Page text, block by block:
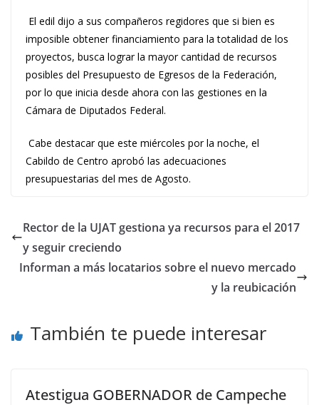
El edil dijo a sus compañeros regidores que si bien es
imposible obtener financiamiento para la totalidad de los
proyectos, busca lograr la mayor cantidad de recursos
posibles del Presupuesto de Egresos de la Federación,
por lo que inicia desde ahora con las gestiones en la
Cámara de Diputados Federal.
Cabe destacar que este miércoles por la noche, el
Cabildo de Centro aprobó las adecuaciones
presupuestarias del mes de Agosto.
Rector de la UJAT gestiona ya recursos para el 2017
y seguir creciendo
Informan a más locatarios sobre el nuevo mercado
y la reubicación
También te puede interesar
Atestigua GOBERNADOR de Campeche